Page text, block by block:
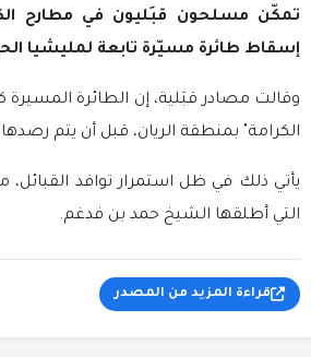
تمكّن مسلحون قبَليون في مطارح
إسقاط طائرة مسيّرة تابعة لمليشيا
وقالت مصادر قبَلية، إن الطائرة
الكرامة" بمنطقة الريان، قبل أن يتم
يأتي ذلك في ظل استمرار توافد
التي أطلقها الشيخ حمد بن فدغم.
قراءة المزيد من المصدر